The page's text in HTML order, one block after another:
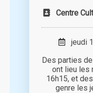
Centre
jeudi
Des parties
ont lieu les
16h15, et
genre les